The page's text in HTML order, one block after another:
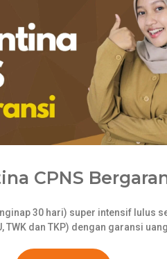
CPNS
30 hari) super intensif lulus
TWK dan TKP) dengan garansi